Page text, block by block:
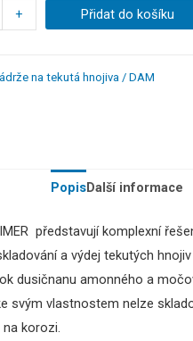
+ Přidat do košíku
na tekutá hnojiva / DAM
PopisDalší informace
představují komplexní
a výdej tekutých
dusičnanu amonného a
svým vlastnostem nelze
korozi.